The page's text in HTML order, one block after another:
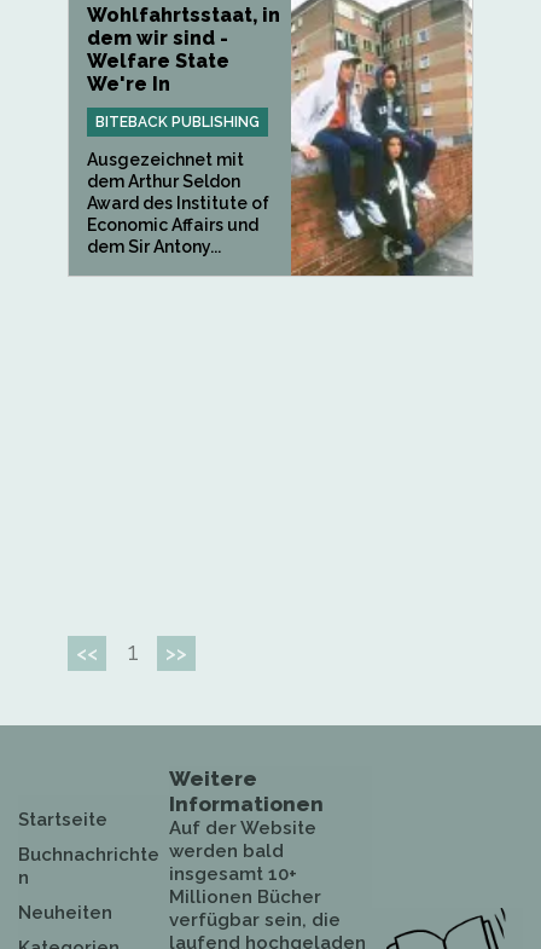
Wohlfahrtsstaat, in
dem wir sind -
Welfare State
We're In
BITEBACK PUBLISHING
Ausgezeichnet mit
dem Arthur Seldon
Award des Institute of
Economic Affairs und
dem Sir Antony...
<< 1 >>
Startseite
Buchnachrichte
n
Neuheiten
Weitere
Informationen
Auf der Website
werden bald
insgesamt 10+
Millionen Bücher
verfügbar sein, die
laufend hochgeladen